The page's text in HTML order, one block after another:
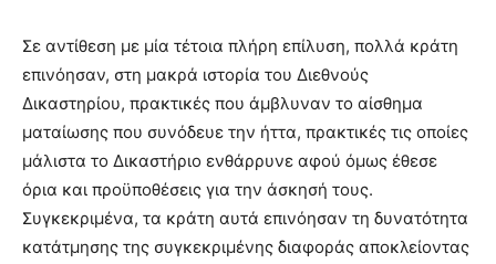
Σε αντίθεση με μία τέτοια πλήρη επίλυση, πολλά κράτη
επινόησαν, στη μακρά ιστορία του Διεθνούς
Δικαστηρίου, πρακτικές που άμβλυναν το αίσθημα
ματαίωσης που συνόδευε την ήττα, πρακτικές τις οποίες
μάλιστα το Δικαστήριο ενθάρρυνε αφού όμως έθεσε
όρια και προϋποθέσεις για την άσκησή τους.
Συγκεκριμένα, τα κράτη αυτά επινόησαν τη δυνατότητα
κατάτμησης της συγκεκριμένης διαφοράς αποκλείοντας